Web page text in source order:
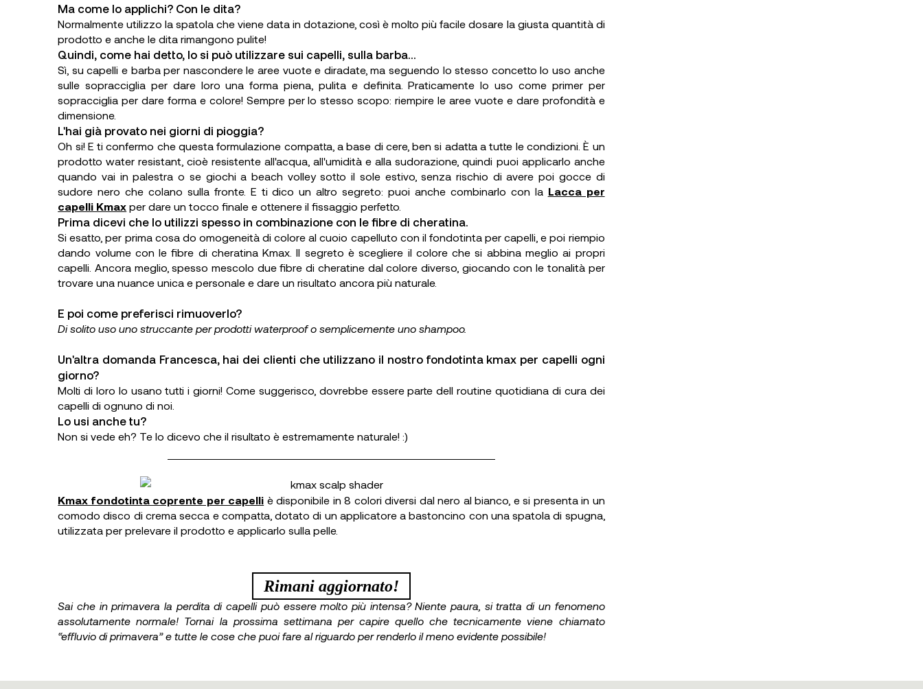
Ma come lo applichi? Con le dita?
Normalmente utilizzo la spatola che viene data in dotazione, così è molto più facile dosare la giusta quantità di
prodotto e anche le dita rimangono pulite!
Quindi, come hai detto, lo si può utilizzare sui capelli, sulla barba...
Sì, su capelli e barba per nascondere le aree vuote e diradate, ma seguendo lo stesso concetto lo uso anche
sulle sopracciglia per dare loro una forma piena, pulita e definita. Praticamente lo uso come primer per
sopracciglia per dare forma e colore! Sempre per lo stesso scopo: riempire le aree vuote e dare profondità e
dimensione.
L'hai già provato nei giorni di pioggia?
Oh si! E ti confermo che questa formulazione compatta, a base di cere, ben si adatta a tutte le condizioni. È un
prodotto water resistant, cioè resistente all'acqua, all'umidità e alla sudorazione, quindi puoi applicarlo anche
quando vai in palestra o se giochi a beach volley sotto il sole estivo, senza rischio di avere poi gocce di
sudore nero che colano sulla fronte. E ti dico un altro segreto: puoi anche combinarlo con la Lacca per
capelli Kmax per dare un tocco finale e ottenere il fissaggio perfetto.
Prima dicevi che lo utilizzi spesso in combinazione con le fibre di cheratina.
Si esatto, per prima cosa do omogeneità di colore al cuoio capelluto con il fondotinta per capelli, e poi riempio
dando volume con le fibre di cheratina Kmax. Il segreto è scegliere il colore che si abbina meglio ai propri
capelli. Ancora meglio, spesso mescolo due fibre di cheratine dal colore diverso, giocando con le tonalità per
trovare una nuance unica e personale e dare un risultato ancora più naturale.
E poi come preferisci rimuoverlo?
Di solito uso uno struccante per prodotti waterproof o semplicemente uno shampoo.
Un'altra domanda Francesca, hai dei clienti che utilizzano il nostro fondotinta kmax per capelli ogni
giorno?
Molti di loro lo usano tutti i giorni! Come suggerisco, dovrebbe essere parte dell routine quotidiana di cura dei
capelli di ognuno di noi.
Lo usi anche tu?
Non si vede eh? Te lo dicevo che il risultato è estremamente naturale! :)
Kmax fondotinta coprente per capelli è disponibile in 8 colori diversi dal nero al bianco, e si presenta in un
comodo disco di crema secca e compatta, dotato di un applicatore a bastoncino con una spatola di spugna,
utilizzata per prelevare il prodotto e applicarlo sulla pelle.
Rimani aggiornato!
Sai che in primavera la perdita di capelli può essere molto più intensa? Niente paura, si tratta di un fenomeno
assolutamente normale! Tornai la prossima settimana per capire quello che tecnicamente viene chiamato
“effluvio di primavera” e tutte le cose che puoi fare al riguardo per renderlo il meno evidente possibile!